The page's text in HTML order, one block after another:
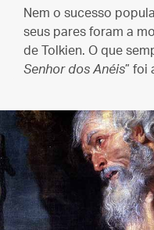
Nem o sucesso
seus pares foram a
de Tolkien. O que
Senhor dos Anéis” foi